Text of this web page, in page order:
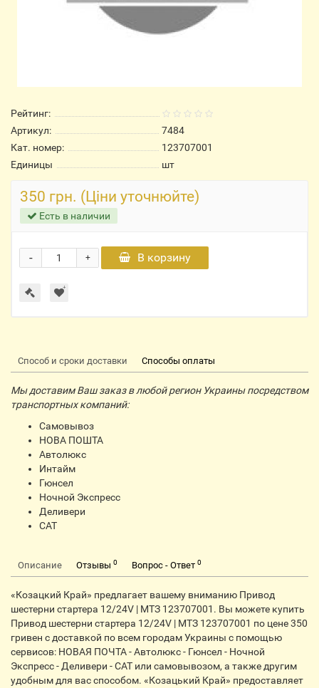
Рейтинг:
Артикул:
7484
Кат. номер:
123707001
Единицы
шт
350 грн. (Ціни уточнюйте)
Есть в наличии
+
- В корзину
Способ и сроки доставки Способы оплаты
Мы доставим Ваш заказ в любой регион Украины посредством
транспортных компаний:
Самовывоз
НОВА ПОШТА
Автолюкс
Интайм
Гюнсел
Ночной Экспресс
Деливери
CАТ
Описание Отзывы 0 Вопрос - Ответ 0
«Козацкий Край» предлагает вашему вниманию Привод
шестерни стартера 12/24V | МТЗ 123707001. Вы можете купить
Привод шестерни стартера 12/24V | МТЗ 123707001 по цене 350
гривен с доставкой по всем городам Украины с помощью
сервисов: НОВАЯ ПОЧТА - Автолюкс - Гюнсел - Ночной
Экспресс - Деливери - CАТ или самовывозом, а также другим
удобным для вас способом. «Козацький Край» предоставляет